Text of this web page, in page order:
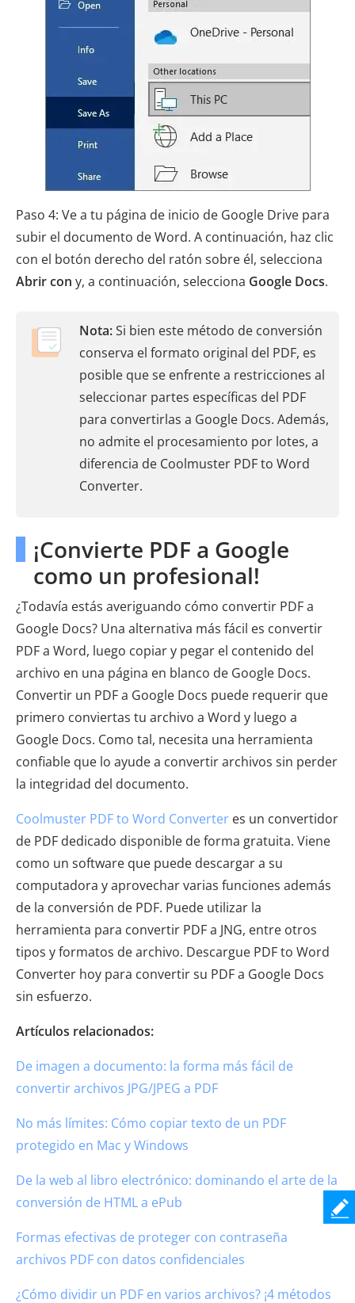
Paso 4: Ve a tu página de inicio de Google Drive para
subir el documento de Word. A continuación, haz clic
con el botón derecho del ratón sobre él, selecciona
Abrir con y, a continuación, selecciona Google Docs.
Nota:Si bien este método de conversión
conserva el formato original del PDF, es
posible que se enfrente a restricciones al
seleccionar partes específicas del PDF
para convertirlas a Google Docs. Además,
no admite el procesamiento por lotes, a
diferencia de Coolmuster PDF to Word
Converter.
¡Convierte PDF a Google
como un profesional!
¿Todavía estás averiguando cómo convertir PDF a
Google Docs? Una alternativa más fácil es convertir
PDF a Word, luego copiar y pegar el contenido del
archivo en una página en blanco de Google Docs.
Convertir un PDF a Google Docs puede requerir que
primero conviertas tu archivo a Word y luego a
Google Docs. Como tal, necesita una herramienta
confiable que lo ayude a convertir archivos sin perder
la integridad del documento.
Coolmuster PDF to Word Converter es un convertidor
de PDF dedicado disponible de forma gratuita. Viene
como un software que puede descargar a su
computadora y aprovechar varias funciones además
de la conversión de PDF. Puede utilizar la
herramienta para convertir PDF a JNG, entre otros
tipos y formatos de archivo. Descargue PDF to Word
Converter hoy para convertir su PDF a Google Docs
sin esfuerzo.
Artículos relacionados:
De imagen a documento: la forma más fácil de
convertir archivos JPG/JPEG a PDF
No más límites: Cómo copiar texto de un PDF
protegido en Mac y Windows
De la web al libro electrónico: dominando el arte de la
conversión de HTML a ePub
Formas efectivas de proteger con contraseña
archivos PDF con datos confidenciales
¿Cómo dividir un PDF en varios archivos? ¡4 métodos